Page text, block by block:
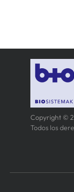
Copyright ©
Todos los